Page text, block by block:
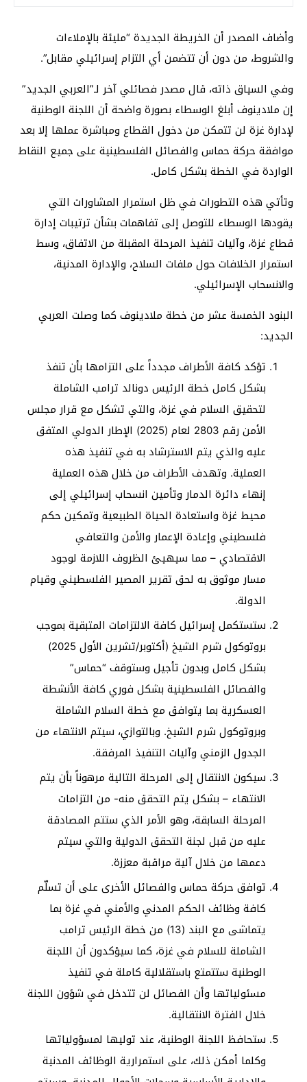
وأضاف المصدر أن الخريطة الجديدة “مليئة بالإملاءات
والشروط، من دون أن تتضمن أي التزام إسرائيلي مقابل”.
وفي السياق ذاته، قال مصدر فصائلي آخر لـ”العربي الجديد”
إن ملادينوف أبلغ الوسطاء بصورة واضحة أن اللجنة الوطنية
لإدارة غزة لن تتمكن من دخول القطاع ومباشرة عملها إلا بعد
موافقة حركة حماس والفصائل الفلسطينية على جميع النقاط
الواردة في الخطة بشكل كامل.
وتأتي هذه التطورات في ظل استمرار المشاورات التي
يقودها الوسطاء للتوصل إلى تفاهمات بشأن ترتيبات إدارة
قطاع غزة، وآليات تنفيذ المرحلة المقبلة من الاتفاق، وسط
استمرار الخلافات حول ملفات السلاح، والإدارة المدنية،
والانسحاب الإسرائيلي.
البنود الخمسة عشر من خطة ملادينوف كما وصلت العربي
الجديد:
تؤكد كافة الأطراف مجدداً على التزامها بأن تنفذ
بشكل كامل خطة الرئيس دونالد ترامب الشاملة
لتحقيق السلام في غزة، والتي تشكل مع قرار مجلس
الأمن رقم 2803 لعام (2025) الإطار الدولي المتفق
عليه والذي يتم الاسترشاد به في تنفيذ هذه
العملية. وتهدف الأطراف من خلال هذه العملية
إنهاء دائرة الدمار وتأمين انسحاب إسرائيلي إلى
محيط غزة واستعادة الحياة الطبيعية وتمكين حكم
فلسطيني وإعادة الإعمار والأمن والتعافي
الاقتصادي – مما سيهيئ الظروف اللازمة لوجود
مسار موثوق به لحق تقرير المصير الفلسطيني وقيام
الدولة.
ستستكمل إسرائيل كافة الالتزامات المتبقية بموجب
بروتوكول شرم الشيخ (أكتوبر/تشرين الأول 2025)
بشكل كامل وبدون تأجيل وستوقف “حماس”
والفصائل الفلسطينية بشكل فوري كافة الأنشطة
العسكرية بما يتوافق مع خطة السلام الشاملة
وبروتوكول شرم الشيخ. وبالتوازي، سيتم الانتهاء من
الجدول الزمني وآليات التنفيذ المرفقة.
سيكون الانتقال إلى المرحلة التالية مرهوناً بأن يتم
الانتهاء – بشكل يتم التحقق منه- من التزامات
المرحلة السابقة، وهو الأمر الذي ستتم المصادقة
عليه من قبل لجنة التحقق الدولية والتي سيتم
دعمها من خلال آلية مراقبة معززة.
توافق حركة حماس والفصائل الأخرى على أن تسلّم
كافة وظائف الحكم المدني والأمني في غزة بما
يتماشى مع البند (13) من خطة الرئيس ترامب
الشاملة للسلام في غزة، كما سيؤكدون أن اللجنة
الوطنية ستتمتع باستقلالية كاملة في تنفيذ
مسئولياتها وأن الفصائل لن تتدخل في شؤون اللجنة
خلال الفترة الانتقالية.
ستحافظ اللجنة الوطنية، عند توليها لمسؤولياتها
وكلما أمكن ذلك، على استمرارية الوظائف المدنية